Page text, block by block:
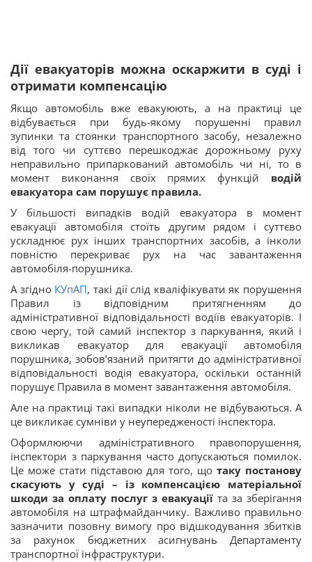
Дії евакуаторів можна оскаржити в суді і
отримати компенсацію
Якщо автомобіль вже евакуюють, а на практиці це
відбувається при будь-якому порушенні правил
зупинки та стоянки транспортного засобу, незалежно
від того чи суттєво перешкоджає дорожньому руху
неправильно припаркований автомобіль чи ні, то в
момент виконання своїх прямих функцій водій
евакуатора сам порушує правила.
У більшості випадків водій евакуатора в момент
евакуації автомобіля стоїть другим рядом і суттєво
ускладнює рух інших транспортних засобів, а інколи
повністю перекриває рух на час завантаження
автомобіля-порушника.
А згідно КУпАП, такі дії слід кваліфікувати як порушення
Правил із відповідним притягненням до
адміністративної відповідальності водіїв евакуаторів. І
свою чергу, той самий інспектор з паркування, який і
викликав евакуатор для евакуації автомобіля
порушника, зобов’язаний притягти до адміністративної
відповідальності водія евакуатора, оскільки останній
порушує Правила в момент завантаження автомобіля.
Але на практиці такі випадки ніколи не відбуваються. А
це викликає сумніви у неупередженості інспектора.
Оформлюючи адміністративного правопорушення,
інспектори з паркування часто допускаються помилок.
Це може стати підставою для того, що таку постанову
скасують у суді –
із компенсацією матеріальної
шкоди за оплату послуг з евакуації та за зберігання
автомобіля на штрафмайданчику. Важливо правильно
зазначити позовну вимогу про відшкодування збитків
за рахунок бюджетних асигнувань Департаменту
транспортної інфраструктури.